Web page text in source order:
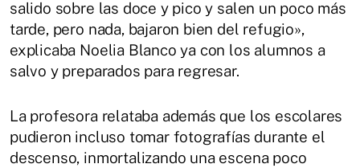
salido sobre las doce y pico y salen un poco más
tarde, pero nada, bajaron bien del refugio»,
explicaba Noelia Blanco ya con los alumnos a
salvo y preparados para regresar.
La profesora relataba además que los escolares
pudieron incluso tomar fotografías durante el
descenso, inmortalizando una escena poco